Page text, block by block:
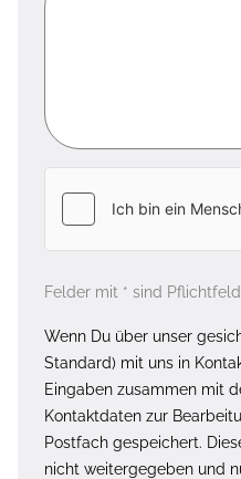
Felder mit * sind
Wenn Du über unser
Standard) mit uns in
Eingaben zusammen mit
Kontaktdaten zur
Postfach gespeichert.
nicht weitergegeben und